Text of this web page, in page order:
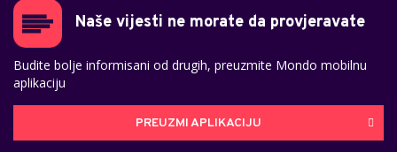
Naše vijesti ne morate da provjeravate
Budite bolje informisani od drugih, preuzmite Mondo mobilnu
aplikaciju
PREUZMI APLIKACIJU